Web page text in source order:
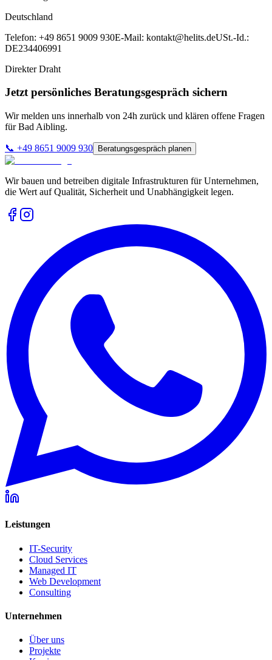
Deutschland
Telefon: +49 8651 9009 930E-Mail: kontakt@helits.deUSt.-Id.:
DE234406991
Direkter Draht
Jetzt persönliches Beratungsgespräch sichern
Wir melden uns innerhalb von 24h zurück und klären offene Fragen
fürBad Aibling.
📞 +49 8651 9009 930 Beratungsgespräch planen
Wir bauen und betreiben digitale Infrastrukturen für Unternehmen,
die Wert auf Qualität, Sicherheit und Unabhängigkeit legen.
Leistungen
IT-Security
Cloud Services
Managed IT
Web Development
Consulting
Unternehmen
Über uns
Projekte